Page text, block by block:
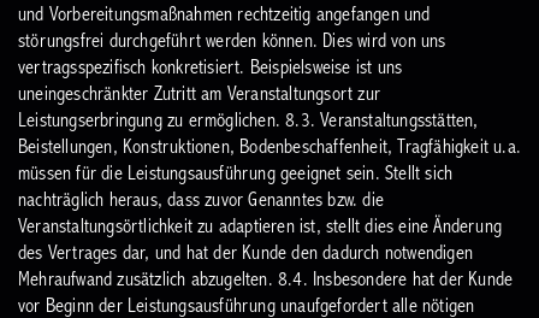
und Vorbereitungsmaßnahmen rechtzeitig angefangen und
störungsfrei durchgeführt werden können. Dies wird von uns
vertragsspezifisch konkretisiert. Beispielsweise ist uns
uneingeschränkter Zutritt am Veranstaltungsort zur
Leistungserbringung zu ermöglichen. 8.3. Veranstaltungsstätten,
Beistellungen, Konstruktionen, Bodenbeschaffenheit, Tragfähigkeit u.a.
müssen für die Leistungsausführung geeignet sein. Stellt sich
nachträglich heraus, dass zuvor Genanntes bzw. die
Veranstaltungsörtlichkeit zu adaptieren ist, stellt dies eine Änderung
des Vertrages dar, und hat der Kunde den dadurch notwendigen
Mehraufwand zusätzlich abzugelten. 8.4. Insbesondere hat der Kunde
vor Beginn der Leistungsausführung unaufgefordert alle nötigen